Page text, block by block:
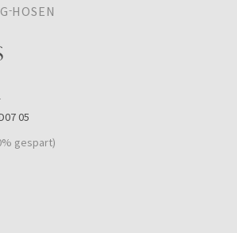
HOSEN
05
gespart)